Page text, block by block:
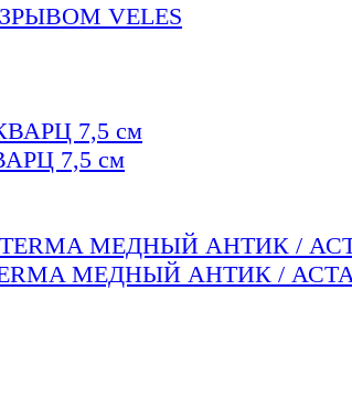
VELES
7,5 см
МЕДНЫЙ АНТИК /